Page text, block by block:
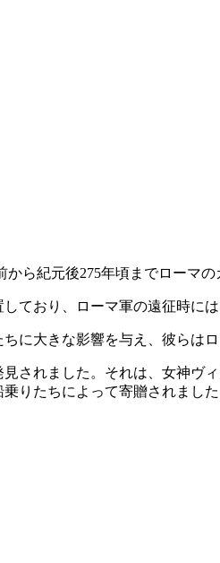
ら紀元後275年頃までローマ
ており、ローマ軍の遠征時に
に大きな影響を与え、彼らは
されました。それは、女神
りたちによって寄贈されました